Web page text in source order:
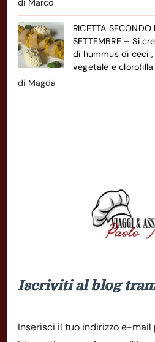
di Marco
RICETTA
SETTEMBRE – Si
di hummus di ceci
vegetale e
di Magda
Iscriviti al blog
Inserisci il tuo indirizzo e-